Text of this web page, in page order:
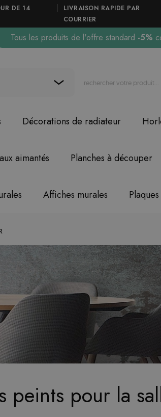
DE 14
LIVRAISON RAPIDE PAR
COURRIER
Tous les produits de l'offre standard -5%
Décorations de radiateur
aimantés Planches à découper
Affiches murales
peints pour la